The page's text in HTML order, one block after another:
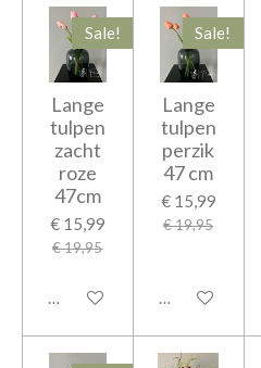
Sale!
Lange
tulpen
zacht
roze
47cm
€ 15,99
€ 19,95
In winkelwagen
Sale!
Lange
tulpen
perzik
47 cm
€ 15,99
€ 19,95
In winkelwagen